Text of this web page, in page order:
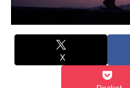
X